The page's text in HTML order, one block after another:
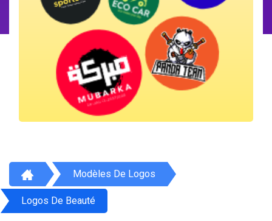
Modèles De Logos
Logos De Beauté